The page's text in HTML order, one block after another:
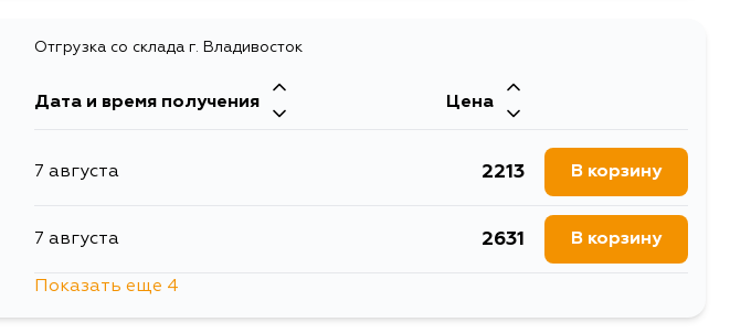
Отгрузка со склада г. Владивосток
Дата и время получения Цена
7 августа 2213 В корзину
7 августа 2631 В корзину
Показать еще 4